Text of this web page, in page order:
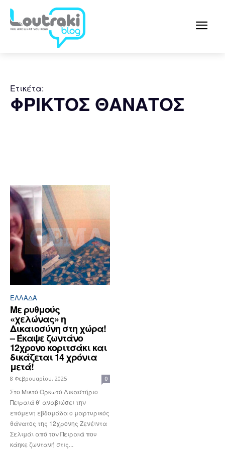
Ετικέτα:
ΦΡΙΚΤΟΣ ΘΑΝΑΤΟΣ
ΕΛΛΆΔΑ
Με ρυθμούς
«χελώνας» η
Δικαιοσύνη στη χώρα!
– Έκαψε ζωντάνο
12χρονο κοριτσάκι και
δικάζεται 14 χρόνια
μετά!
8 Φεβρουαρίου, 2025 0
Στο Μικτό Ορκωτό Δικαστήριο
Πειραιά θ’ αναβιώσει την
επόμενη εβδομάδα ο μαρτυρικός
θάνατος της 12χρονης Ζενέιντα
Σελιμάι από τον Πειραιά που
κάηκε ζωντανή στις...